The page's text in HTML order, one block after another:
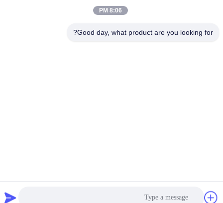
8:06 PM
Good day, what product are you looking for?